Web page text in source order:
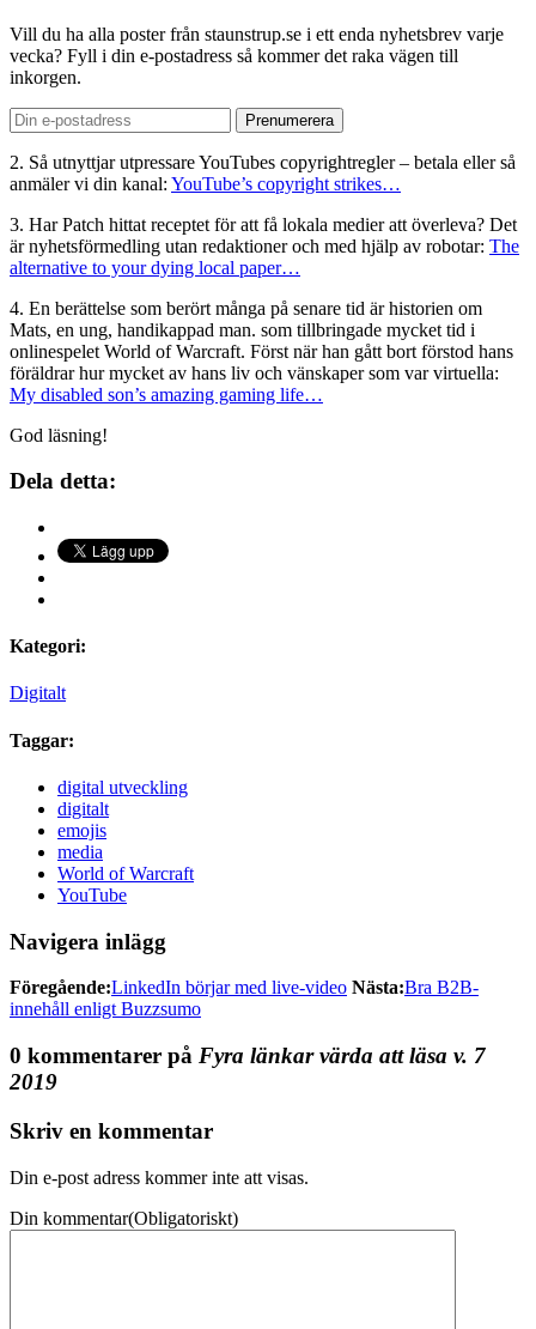
Vill du ha alla poster från staunstrup.se i ett enda nyhetsbrev varje
vecka? Fyll i din e-postadress så kommer det raka vägen till
inkorgen.
2. Så utnyttjar utpressare YouTubes copyrightregler – betala eller så
anmäler vi din kanal: YouTube’s copyright strikes…
3. Har Patch hittat receptet för att få lokala medier att överleva? Det
är nyhetsförmedling utan redaktioner och med hjälp av robotar: The
alternative to your dying local paper…
4. En berättelse som berört många på senare tid är historien om
Mats, en ung, handikappad man. som tillbringade mycket tid i
onlinespelet World of Warcraft. Först när han gått bort förstod hans
föräldrar hur mycket av hans liv och vänskaper som var virtuella:
My disabled son’s amazing gaming life…
God läsning!
Dela detta:
Kategori:
Digitalt
Taggar:
digital utveckling
digitalt
emojis
media
World of Warcraft
YouTube
Navigera inlägg
Föregående:LinkedIn börjar med live-video Nästa:Bra B2B-
innehåll enligt Buzzsumo
0 kommentarer på Fyra länkar värda att läsa v. 7
2019
Skriv en kommentar
Din e-post adress kommer inte att visas.
Din kommentar(Obligatoriskt)